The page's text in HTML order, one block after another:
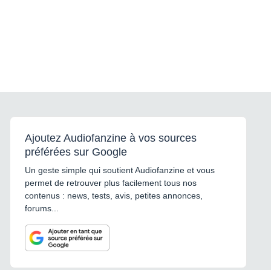
Ajoutez Audiofanzine à vos sources
préférées sur Google
Un geste simple qui soutient Audiofanzine et vous
permet de retrouver plus facilement tous nos
contenus : news, tests, avis, petites annonces,
forums...